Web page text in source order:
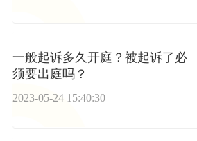
一般起诉多久开庭？被起诉了必
须要出庭吗？
2023-05-24 15:40:30